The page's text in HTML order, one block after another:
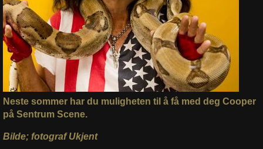
Neste sommer har du muligheten til å få med deg Cooper
på Sentrum Scene.
Bilde; fotograf Ukjent